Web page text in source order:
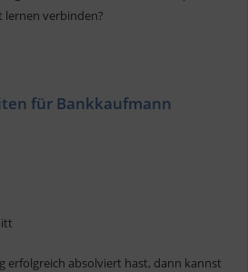
verbinden?
für Bankkaufmann
erfolgreich absolviert hast, dann kannst